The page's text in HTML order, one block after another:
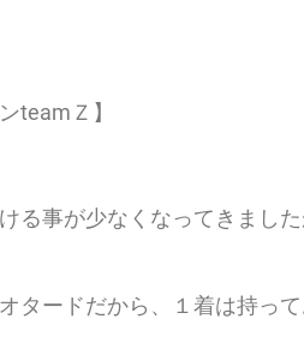
teamＺ】
る事が少なくなってきまし
ードだから、１着は持って